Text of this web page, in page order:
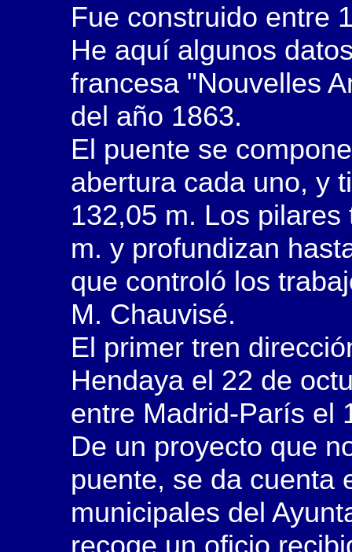
Fue construido entre
He aquí algunos
francesa "Nouvelles
del año 1863.
El puente se
abertura cada uno, y
132,05 m. Los
m. y profundizan
que controló los
M. Chauvisé.
El primer tren
Hendaya el 22 de
entre Madrid-París el
De un proyecto que
puente, se da cuenta
municipales del
recoge un oficio